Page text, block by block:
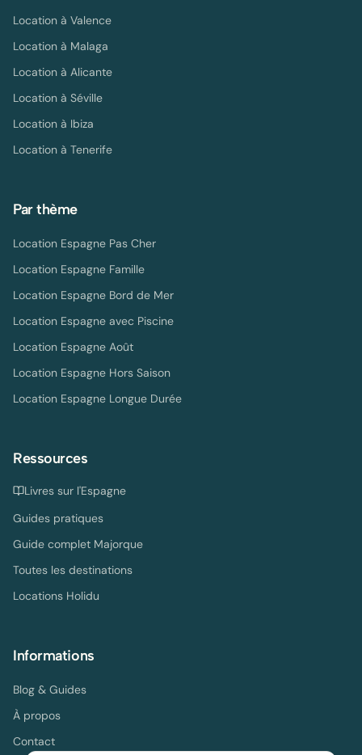
Location à Valence
Location à Malaga
Location à Alicante
Location à Séville
Location à Ibiza
Location à Tenerife
Par thème
Location Espagne Pas Cher
Location Espagne Famille
Location Espagne Bord de Mer
Location Espagne avec Piscine
Location Espagne Août
Location Espagne Hors Saison
Location Espagne Longue Durée
Ressources
Livres sur l'Espagne
Guides pratiques
Guide complet Majorque
Toutes les destinations
Locations Holidu
Informations
Blog & Guides
À propos
Contact